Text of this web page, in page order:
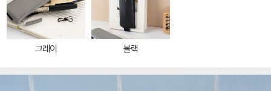
그레이 블랙